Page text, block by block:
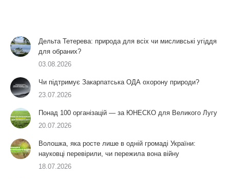
Дельта Тетерева: природа для всіх чи мисливські угіддя
для обраних?
03.08.2026
Чи підтримує Закарпатська ОДА охорону природи?
23.07.2026
Понад 100 організацій — за ЮНЕСКО для Великого Лугу
20.07.2026
Волошка, яка росте лише в одній громаді України:
науковці перевірили, чи пережила вона війну
18.07.2026